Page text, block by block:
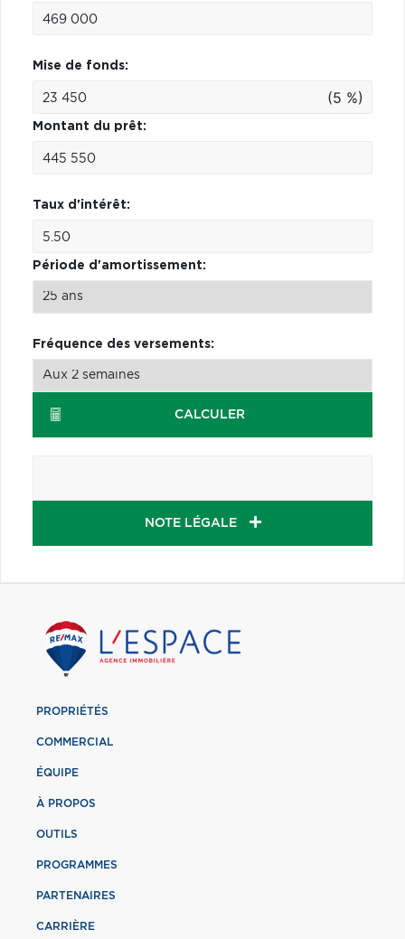
Mise de fonds:
(5 %)
Montant du prêt:
Taux d'intérêt:
Période d'amortissement:
Fréquence des versements:
CALCULER
NOTE LÉGALE
PROPRIÉTÉS
COMMERCIAL
ÉQUIPE
À PROPOS
OUTILS
PROGRAMMES
PARTENAIRES
CARRIÈRE